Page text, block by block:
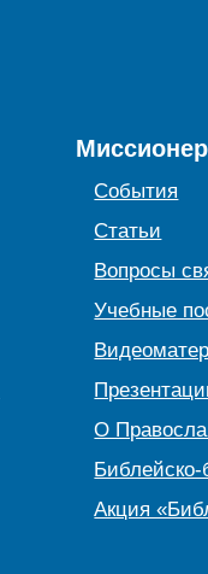
События
Статьи
Вопросы
Учебные
О
Библейско-
Акция